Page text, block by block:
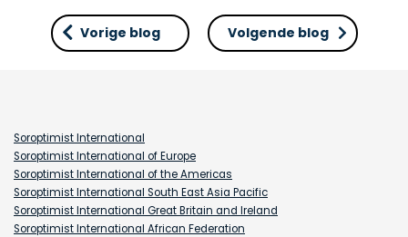
Vorige blog Volgende blog
Soroptimist International
Soroptimist International of Europe
Soroptimist International of the Americas
Soroptimist International South East Asia Pacific
Soroptimist International Great Britain and Ireland
Soroptimist International African Federation